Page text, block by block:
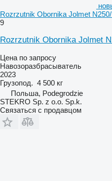
Rozrzutnik Obornika Jolmet
9
Rozrzutnik Obornika Jolmet
Цена по запросу
Навозоразбрасыватель
2023
Грузопод. 4 500 кг
Польша, Podegrodzie
STEKRO Sp. z o.o. Sp.k.
Связаться с продавцом